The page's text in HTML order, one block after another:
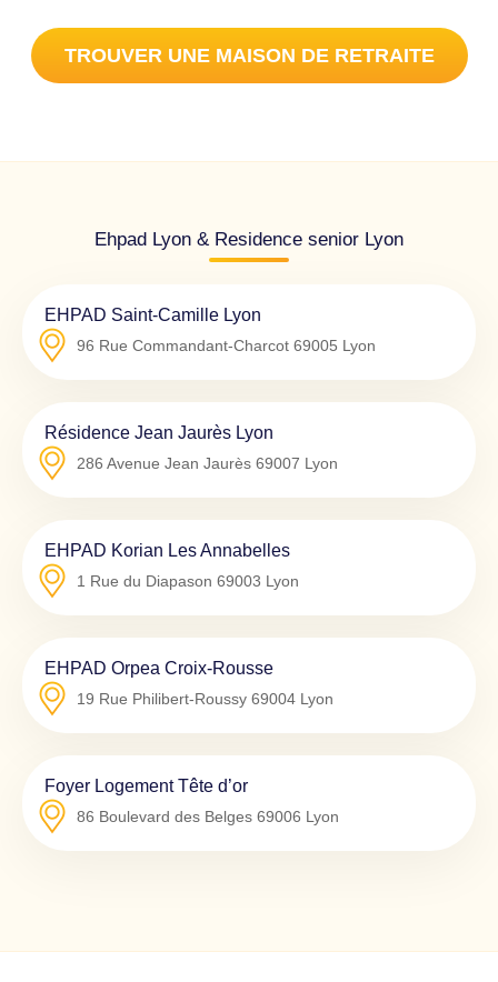
TROUVER UNE MAISON DE RETRAITE
Ehpad Lyon & Residence senior Lyon
EHPAD Saint-Camille Lyon
96 Rue Commandant-Charcot 69005 Lyon
Résidence Jean Jaurès Lyon
286 Avenue Jean Jaurès 69007 Lyon
EHPAD Korian Les Annabelles
1 Rue du Diapason 69003 Lyon
EHPAD Orpea Croix-Rousse
19 Rue Philibert-Roussy 69004 Lyon
Foyer Logement Tête d’or
86 Boulevard des Belges 69006 Lyon